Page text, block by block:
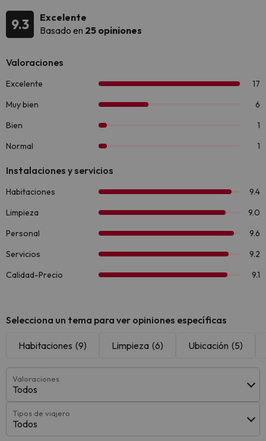
9.3
Excelente
Basado en 25 opiniones
Selecciona un tema para ver opiniones específicas
Habitaciones (9) Limpieza (6) Ubicación (5)
Valoraciones
Todos
Tipos de viajero
Todos